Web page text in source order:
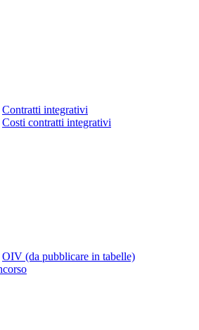
Contratti integrativi
Costi contratti integrativi
OIV (da pubblicare in tabelle)